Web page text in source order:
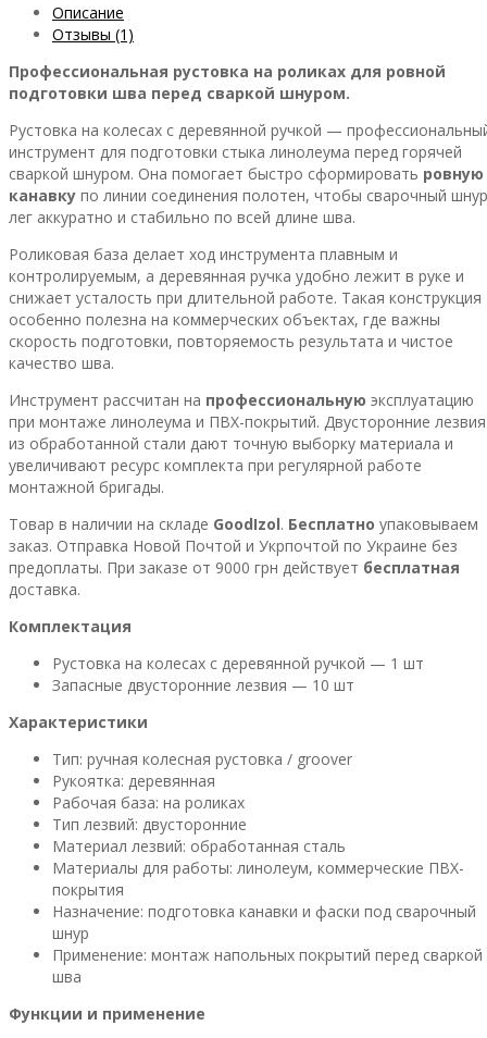
Описание
Отзывы (1)
Профессиональная рустовка на роликах для ровной
подготовки шва перед сваркой шнуром.
Рустовка на колесах с деревянной ручкой —
инструмент для подготовки стыка линолеума перед горячей
сваркой шнуром. Она помогает быстро сформировать ровную
канавку по линии соединения полотен, чтобы сварочный шнур
лег аккуратно и стабильно по всей длине шва.
Роликовая база делает ход инструмента плавным и
контролируемым, а деревянная ручка удобно лежит в руке и
снижает усталость при длительной работе. Такая конструкция
особенно полезна на коммерческих объектах, где важны
скорость подготовки, повторяемость результата и чистое
качество шва.
Инструмент рассчитан на профессиональную эксплуатацию
при монтаже линолеума и ПВХ-покрытий. Двусторонние лезвия
из обработанной стали дают точную выборку материала и
увеличивают ресурс комплекта при регулярной работе
монтажной бригады.
Товар в наличии на складе GoodIzol. Бесплатно упаковываем
заказ. Отправка Новой Почтой и Укрпочтой по Украине без
предоплаты. При заказе от 9000 грн действует бесплатная
доставка.
Комплектация
Рустовка на колесах с деревянной ручкой — 1 шт
Запасные двусторонние лезвия — 10 шт
Характеристики
Тип: ручная колесная рустовка / groover
Рукоятка: деревянная
Рабочая база: на роликах
Тип лезвий: двусторонние
Материал лезвий: обработанная сталь
Материалы для работы: линолеум, коммерческие ПВХ-
покрытия
Назначение: подготовка канавки и фаски под сварочный
шнур
Применение: монтаж напольных покрытий перед сваркой
шва
Функции и применение